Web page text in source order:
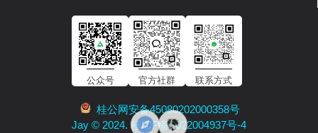
公众号 官方社群 联系方式
桂公网安备45080202000358号
Jay © 2024. 桂ICP备2022004937号-4